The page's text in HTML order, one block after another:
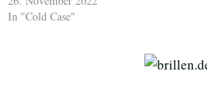
In "Cold Case"